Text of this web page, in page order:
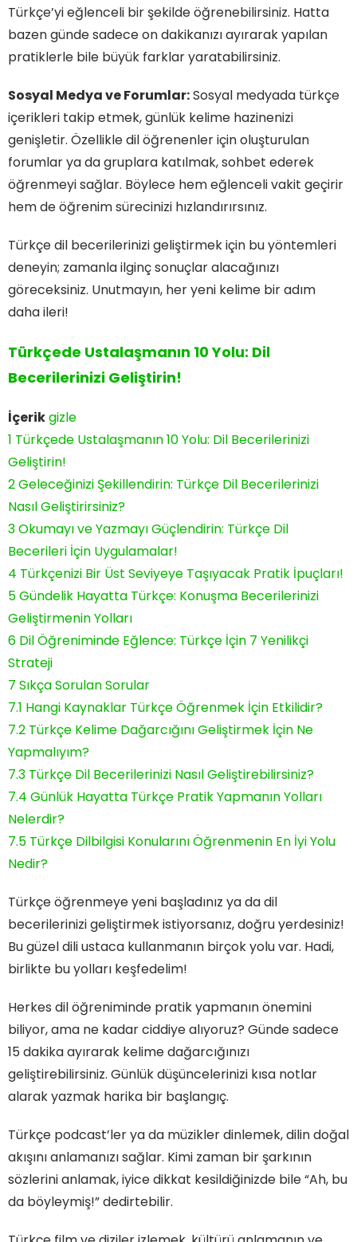
Türkçe’yi eğlenceli bir şekilde öğrenebilirsiniz. Hatta
bazen günde sadece on dakikanızı ayırarak yapılan
pratiklerle bile büyük farklar yaratabilirsiniz.
Sosyal Medya ve Forumlar:Sosyal medyada türkçe
içerikleri takip etmek, günlük kelime hazinenizi
genişletir. Özellikle dil öğrenenler için oluşturulan
forumlar ya da gruplara katılmak, sohbet ederek
öğrenmeyi sağlar. Böylece hem eğlenceli vakit geçirir
hem de öğrenim sürecinizi hızlandırırsınız.
Türkçe dil becerilerinizi geliştirmek için bu yöntemleri
deneyin; zamanla ilginç sonuçlar alacağınızı
göreceksiniz. Unutmayın, her yeni kelime bir adım
daha ileri!
Türkçede Ustalaşmanın 10 Yolu: Dil
Becerilerinizi Geliştirin!
İçerikgizle
1 Türkçede Ustalaşmanın 10 Yolu: Dil Becerilerinizi
Geliştirin!
2Geleceğinizi Şekillendirin: Türkçe Dil Becerilerinizi
Nasıl Geliştirirsiniz?
3Okumayı ve Yazmayı Güçlendirin: Türkçe Dil
Becerileri İçin Uygulamalar!
4 Türkçenizi Bir Üst Seviyeye Taşıyacak Pratik İpuçları!
5Gündelik Hayatta Türkçe: Konuşma Becerilerinizi
Geliştirmenin Yolları
6 Dil Öğreniminde Eğlence: Türkçe İçin 7 Yenilikçi
Strateji
7 Sıkça Sorulan Sorular
7.1 Hangi Kaynaklar Türkçe Öğrenmek İçin Etkilidir?
7.2 Türkçe Kelime Dağarcığını Geliştirmek İçin Ne
Yapmalıyım?
7.3 Türkçe Dil Becerilerinizi Nasıl Geliştirebilirsiniz?
7.4 Günlük Hayatta Türkçe Pratik Yapmanın Yolları
Nelerdir?
7.5 Türkçe Dilbilgisi Konularını Öğrenmenin En İyi Yolu
Nedir?
Türkçe öğrenmeye yeni başladınız ya da dil
becerilerinizi geliştirmek istiyorsanız, doğru yerdesiniz!
Bu güzel dili ustaca kullanmanın birçok yolu var. Hadi,
birlikte bu yolları keşfedelim!
Herkes dil öğreniminde pratik yapmanın önemini
biliyor, ama ne kadar ciddiye alıyoruz? Günde sadece
15 dakika ayırarak kelime dağarcığınızı
geliştirebilirsiniz. Günlük düşüncelerinizi kısa notlar
alarak yazmak harika bir başlangıç.
Türkçe podcast’ler ya da müzikler dinlemek, dilin doğal
akışını anlamanızı sağlar. Kimi zaman bir şarkının
sözlerini anlamak, iyice dikkat kesildiğinizde bile “Ah, bu
da böyleymiş!” dedirtebilir.